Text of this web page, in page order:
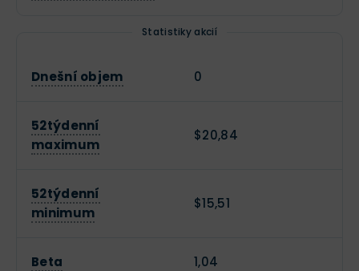
Statistiky akcií
Dnešní objem 0
52týdenní
maximum
$20,84
52týdenní
minimum
$15,51
Beta 1,04